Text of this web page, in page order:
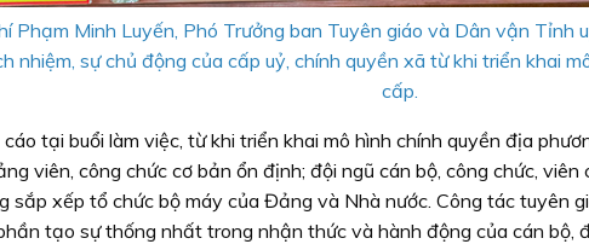
Phạm Minh Luyến, Phó Trưởng ban Tuyên giáo và Dân vận Tỉnh
nhiệm, sự chủ động của cấp uỷ, chính quyền xã từ khi triển khai
cấp.
tại buổi làm việc, từ khi triển khai mô hình chính quyền địa
viên, công chức cơ bản ổn định; đội ngũ cán bộ, công chức,
sắp xếp tổ chức bộ máy của Đảng và Nhà nước. Công tác tuyên
tạo sự thống nhất trong nhận thức và hành động của cán bộ,